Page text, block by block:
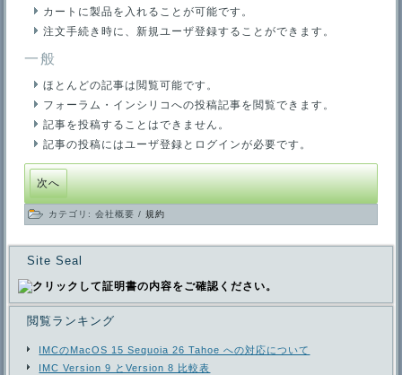
カートに製品を入れることが可能です。
注文手続き時に、新規ユーザ登録することができます。
一般
ほとんどの記事は閲覧可能です。
フォーラム・インシリコへの投稿記事を閲覧できます。
記事を投稿することはできません。
記事の投稿にはユーザ登録とログインが必要です。
次へ
カテゴリ:会社概要/規約
Site Seal
閲覧ランキング
IMCのMacOS 15 Sequoia 26 Tahoe への対応について
IMC Version 9 とVersion 8 比較表